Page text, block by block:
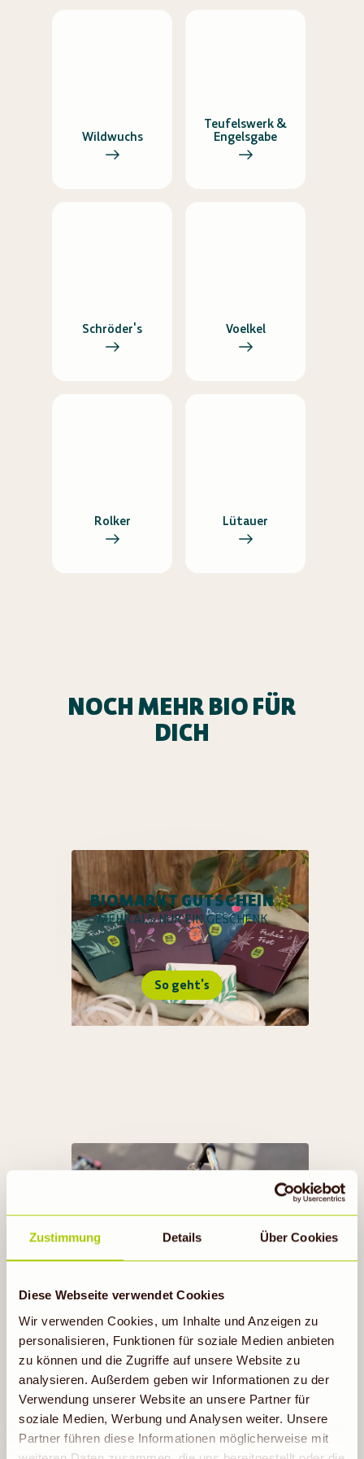
Zustimmung Details Über Cookies
Diese Webseite verwendet Cookies
Wir verwenden Cookies, um Inhalte und Anzeigen zu
personalisieren, Funktionen für soziale Medien anbieten
zu können und die Zugriffe auf unsere Website zu
analysieren. Außerdem geben wir Informationen zu der
Verwendung unserer Website an unsere Partner für
soziale Medien, Werbung und Analysen weiter. Unsere
Partner führen diese Informationen möglicherweise mit
Wildwuchs
Teufelswerk &
Engelsgabe
Schröder's Voelkel
Rolker Lütauer
NOCH MEHR BIO FÜR
DICH
BIOMARKT GUTSCHEIN
MEHR ALS NUR EIN GESCHENK
So geht's